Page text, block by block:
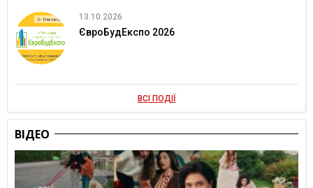
13.10.2026
ЄвроБудЕкспо 2026
ВСІ ПОДІЇ
ВІДЕО